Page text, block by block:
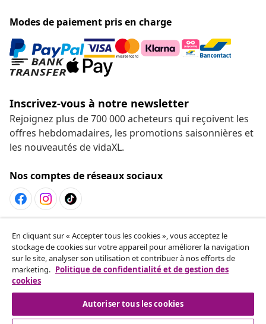
Modes de paiement pris en charge
Inscrivez-vous à notre newsletter
Rejoignez plus de 700 000 acheteurs qui reçoivent les
offres hebdomadaires, les promotions saisonnières et
les nouveautés de vidaXL.
Nos comptes de réseaux sociaux
Résilier le contrat
Envoyez une demande de rétractation concernant
votre commande.
Résilier le contrat
En cliquant sur « Accepter tous les cookies », vous acceptez le
stockage de cookies sur votre appareil pour améliorer la navigation
sur le site, analyser son utilisation et contribuer à nos efforts de
marketing. Politique de confidentialité et de gestion des
cookies
Autoriser tous les cookies